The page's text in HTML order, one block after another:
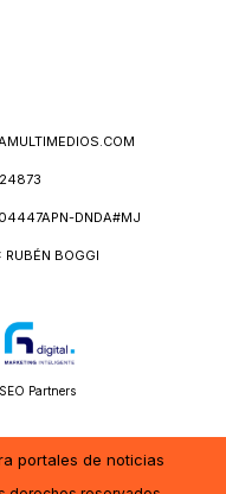
DNDA#MJ
RUBÉN BOGGI
SEO Partners
portales de noticias